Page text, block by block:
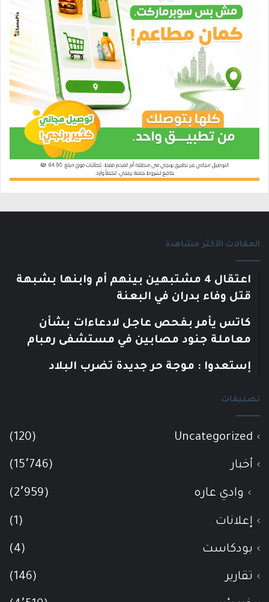
المقالات الأكثر مشاهدة
اعتقال 4 مشتبهين بينهم أم وابنها بشبهة
قتل وفاء بدران في البعنة
كاتس يأمر بفحص عاجل لادعاءات بشأن
معاملة جنود مصابين في مستشفى رمبام
إستعدوا : موجة حر جديدة تضرب البلاد
تصنيفات
Uncategorized
(120)
أخبار (15٬746)
وادي عاره (2٬959)
إعلانات (1)
بودكاست (4)
تقارير (146)